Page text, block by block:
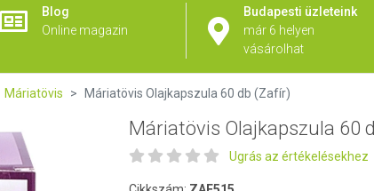
Blog
Online magazin
Budapesti üzleteink
már 6 helyen
vásárolhat
Máriatövis Máriatövis Olajkapszula 60 db (Zafír)
Máriatövis Olajkapszula 60
Ugrás az értékelésekhez